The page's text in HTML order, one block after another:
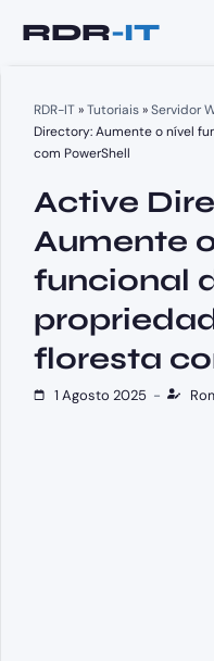
para
RDR-IT»Tutoriais»Servidor
Directory: Aumente o nível
com PowerShell
Active
Aumente
funcional
floresta
1 Agosto 2025 -